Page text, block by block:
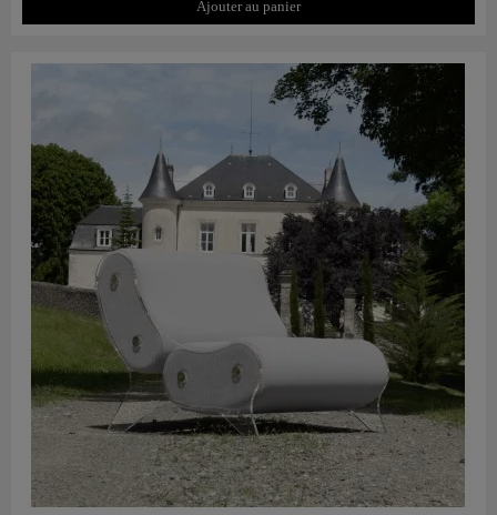
Ajouter au panier